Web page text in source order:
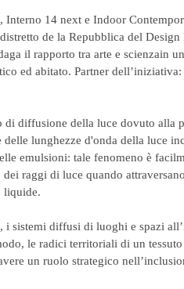
Interno 14 next e Indoor
de la Repubblica del Design
il rapporto tra arte e scienzain
ed abitato. Partner
diffusione della luce dovuto alla
lunghezze d'onda della luce
emulsioni: tale fenomeno è
raggi di luce quando
liquide.
i sistemi diffusi di luoghi e spazi
le radici territoriali di un
un ruolo strategico